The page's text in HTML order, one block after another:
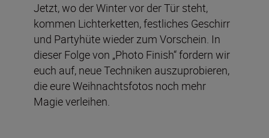
Jetzt, wo der Winter vor der Tür steht,
kommen Lichterketten, festliches Geschirr
und Partyhüte wieder zum Vorschein. In
dieser Folge von „Photo Finish“ fordern wir
euch auf, neue Techniken auszuprobieren,
die eure Weihnachtsfotos noch mehr
Magie verleihen.